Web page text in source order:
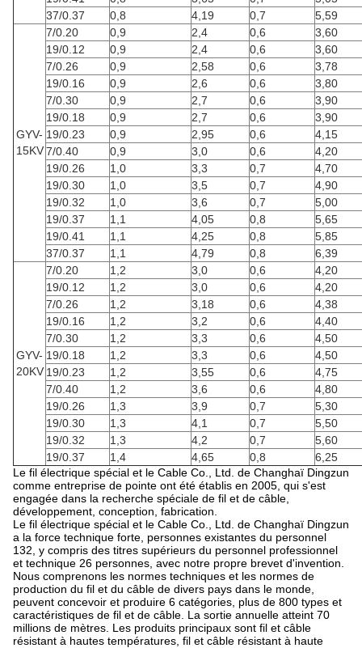
37/0.37
0,8 4,19 0,7 5,59
GYV-
15KV
7/0.20 0,9 2,4 0,6
3,60
19/0.12
0,9 2,4 0,6
3,60
7/0.26
0,9 2,58 0,6
3,78
19/0.16
0,9 2,6 0,6
3,80
7/0.30
0,9 2,7 0,6
3,90
19/0.18
0,9 2,7 0,6
3,90
19/0.23
0,9 2,95 0,6
4,15
7/0.40
0,9 3,0 0,6
4,20
19/0.26
1,0 3,3 0,7
4,70
19/0.30
1,0 3,5 0,7
4,90
19/0.32
1,0 3,6 0,7
5,00
19/0.37
1,1 4,05 0,8
5,65
19/0.41
1,1 4,25 0,8
5,85
37/0.37
1,1 4,79 0,8 6,39
GYV-
20KV
7/0.20 1,2 3,0 0,6
4,20
19/0.12
1,2 3,0 0,6
4,20
7/0.26
1,2 3,18 0,6
4,38
19/0.16
1,2 3,2 0,6
4,40
7/0.30
1,2 3,3 0,6
4,50
19/0.18
1,2 3,3 0,6
4,50
19/0.23
1,2 3,55 0,6
4,75
7/0.40
1,2 3,6 0,6
4,80
19/0.26
1,3 3,9 0,7
5,30
19/0.30
1,3 4,1 0,7
5,50
19/0.32
1,3 4,2 0,7
5,60
19/0.37
1,4 4,65 0,8
6,25
Le fil électrique spécial et le Cable Co., Ltd. de Changhaï Dingzun
comme entreprise de pointe ont été établis en 2005, qui s'est
engagée dans la recherche spéciale de fil et de câble,
développement, conception, fabrication.
Le fil électrique spécial et le Cable Co., Ltd. de Changhaï Dingzun
a la force technique forte, personnes existantes du personnel
132, y compris des titres supérieurs du personnel professionnel
et technique 26 personnes, avec notre propre brevet d'invention.
Nous comprenons les normes techniques et les normes de
production du fil et du câble de divers pays dans le monde,
peuvent concevoir et produire 6 catégories, plus de 800 types et
caractéristiques de fil et de câble. La sortie annuelle atteint 70
millions de mètres. Les produits principaux sont fil et câble
résistant à hautes températures, fil et câble résistant à haute